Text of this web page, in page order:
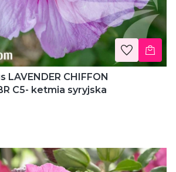
LAVENDER CHIFFON
C5- ketmia syryjska